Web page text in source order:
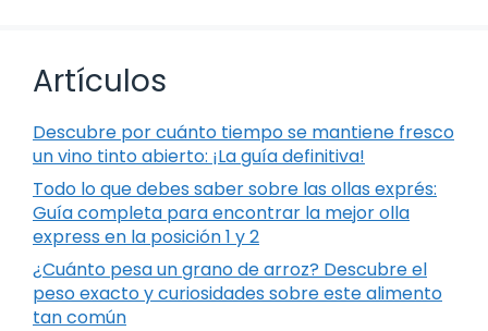
Artículos
Descubre por cuánto tiempo se mantiene fresco
un vino tinto abierto: ¡La guía definitiva!
Todo lo que debes saber sobre las ollas exprés:
Guía completa para encontrar la mejor olla
express en la posición 1 y 2
¿Cuánto pesa un grano de arroz? Descubre el
peso exacto y curiosidades sobre este alimento
tan común